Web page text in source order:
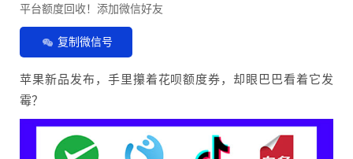
平台额度回收！添加微信好友
复制微信号
苹果新品发布，手里攥着花呗额度券，却眼巴巴看着它发
霉？